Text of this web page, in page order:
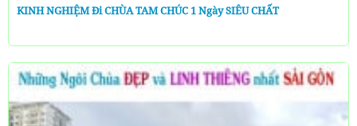
KINH NGHIỆM Đi CHÙA TAM CHÚC 1 Ngày SIÊU CHẤT